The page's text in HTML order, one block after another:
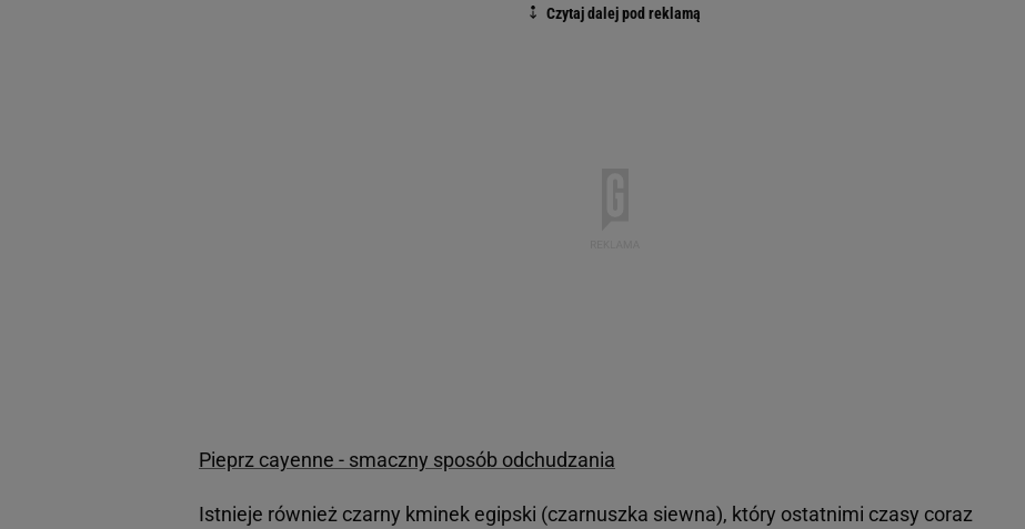
Pieprz cayenne - smaczny sposób odchudzania
Istnieje również czarny kminek egipski (czarnuszka siewna), który ostatnimi czasy coraz